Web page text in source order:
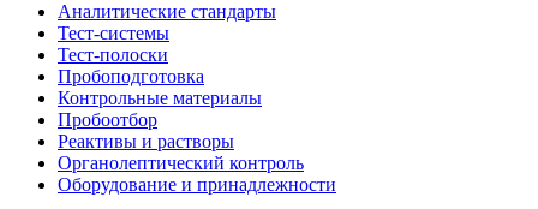
Аналитические стандарты
Тест-системы
Тест-полоски
Пробоподготовка
Контрольные материалы
Пробоотбор
Реактивы и растворы
Органолептический контроль
Оборудование и принадлежности